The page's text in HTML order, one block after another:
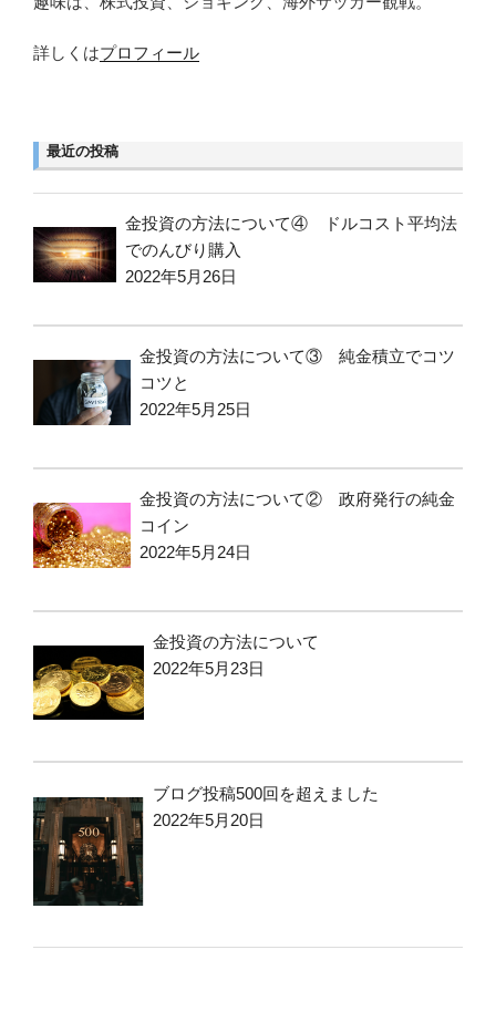
詳しくはプロフィール
最近の投稿
金投資の方法について④ ドルコスト平均法
でのんびり購入
2022年5月26日
金投資の方法について③ 純金積立でコツ
コツと
2022年5月25日
金投資の方法について② 政府発行の純金
コイン
2022年5月24日
金投資の方法について
2022年5月23日
ブログ投稿500回を超えました
2022年5月20日